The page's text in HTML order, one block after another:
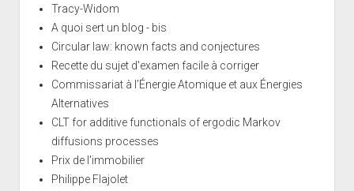
Tracy-Widom
A quoi sert un blog - bis
Circular law: known facts and conjectures
Recette du sujet d'examen facile à corriger
Commissariat à l’Énergie Atomique et aux Énergies
Alternatives
CLT for additive functionals of ergodic Markov
diffusions processes
Prix de l'immobilier
Philippe Flajolet